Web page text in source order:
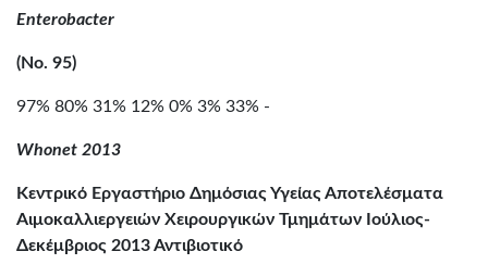
Enterobacter
(No. 95)
97% 80% 31% 12% 0% 3% 33% -
Whonet 2013
Κεντρικό Εργαστήριο Δημόσιας Υγείας Αποτελέσματα
Αιμοκαλλιεργειών Χειρουργικών Τμημάτων Ιούλιος-
Δεκέμβριος 2013 Αντιβιοτικό